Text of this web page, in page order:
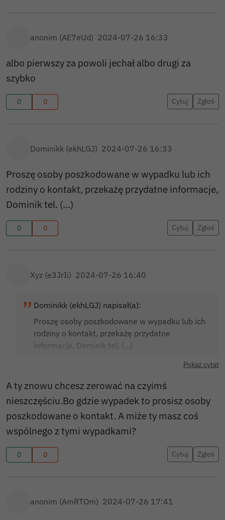
anonim (AE7eUd) 2024-07-26 16:33
albo pierwszy za powoli jechał albo drugi za
szybko
0 0 Cytuj Zgłoś
Dominikk (ekhLGJ) 2024-07-26 16:33
Proszę osoby poszkodowane w wypadku lub ich
rodziny o kontakt, przekażę przydatne informacje,
Dominik tel. (...)
0 0 Cytuj Zgłoś
Xyz (e3JrIi) 2024-07-26 16:40
Dominikk (ekhLGJ) napisał(a):
Proszę osoby poszkodowane w wypadku lub ich
rodziny o kontakt, przekażę przydatne
informacje, Dominik tel. (...)
Pokaż cytat
A ty znowu chcesz zerować na czyimś
nieszczęściu.Bo gdzie wypadek to prosisz osoby
poszkodowane o kontakt. A miże ty masz coś
wspólnego z tymi wypadkami?
0 0 Cytuj Zgłoś
anonim (AmRTOm) 2024-07-26 17:41